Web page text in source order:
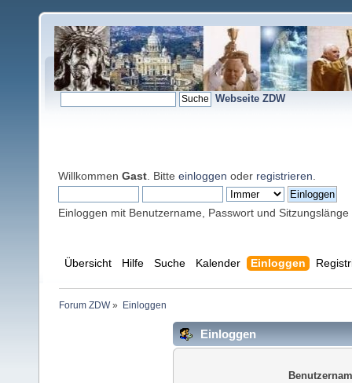
Webseite ZDW
Willkommen Gast . Bitte einloggen oder registrieren
Einloggen mit Benutzername, Passwort und Sitzungslänge
Übersicht Hilfe Suche Kalender Einloggen
Forum ZDW» Einloggen
Einloggen